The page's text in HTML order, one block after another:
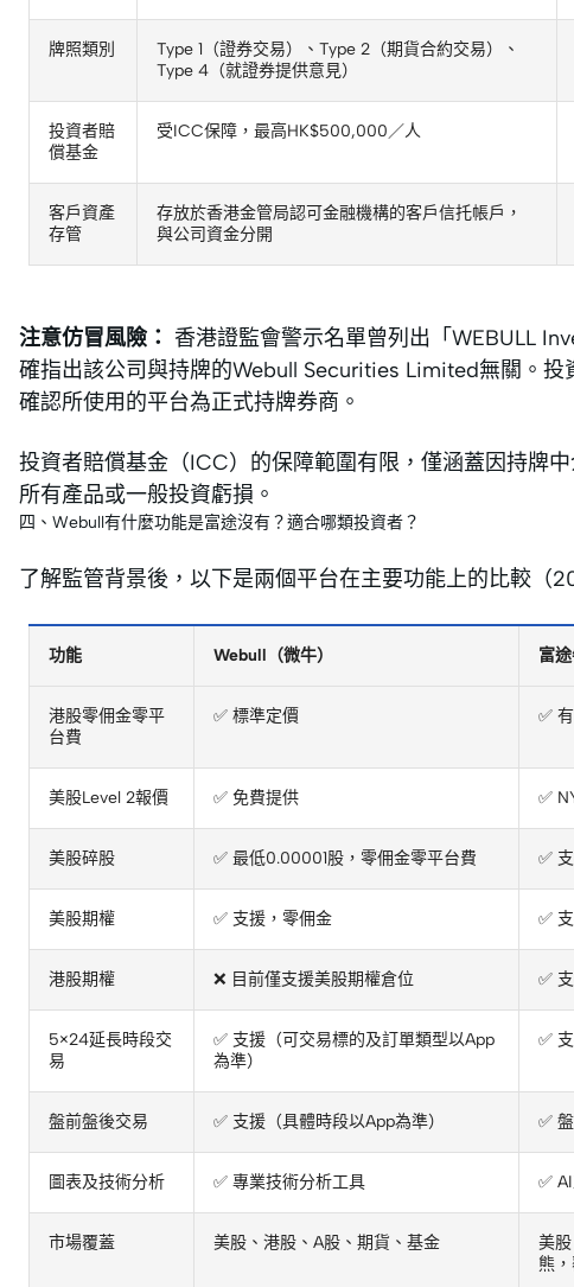
牌照類別
Type 1（證券交易）、Type 2（期貨合約交易）、
Type 4（就證券提供意見）
投資者賠
償基金
受ICC保障，最高HK$500,000／人
客戶資產
存管
存放於香港金管局認可金融機構的客戶信托帳戶，
與公司資金分開
注意仿冒風險： 香港證監會警示名單曾列出「WEBULL
確指出該公司與持牌的Webull Securities Limited無關。投
確認所使用的平台為正式持牌券商。
投資者賠償基金（ICC）的保障範圍有限，僅涵蓋因持牌
所有產品或一般投資虧損。
四、Webull有什麼功能是富途沒有？適合哪類投資者？
了解監管背景後，以下是兩個平台在主要功能上的比較（
功能 Webull（微牛） 富
港股零佣金零平
台費
✅ 標準定價 ✅
美股Level 2報價 ✅ 免費提供 ✅
美股碎股 ✅ 最低0.00001股，零佣金零平台費 ✅
美股期權 ✅ 支援，零佣金 ✅
港股期權 ❌ 目前僅支援美股期權倉位 ✅
5×24延長時段交
易
✅ 支援（可交易標的及訂單類型以App
為準）
✅
盤前盤後交易 ✅ 支援（具體時段以App為準） ✅
圖表及技術分析 ✅ 專業技術分析工具 ✅
市場覆蓋 美股、港股、A股、期貨、基金
美
熊